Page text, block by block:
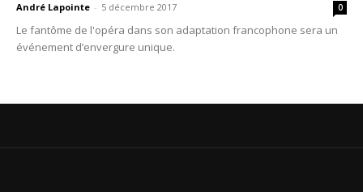
André Lapointe - 5 décembre 2017 0
Le fantôme de l'opéra dans son adaptation francophone sera un
événement d’envergure unique.